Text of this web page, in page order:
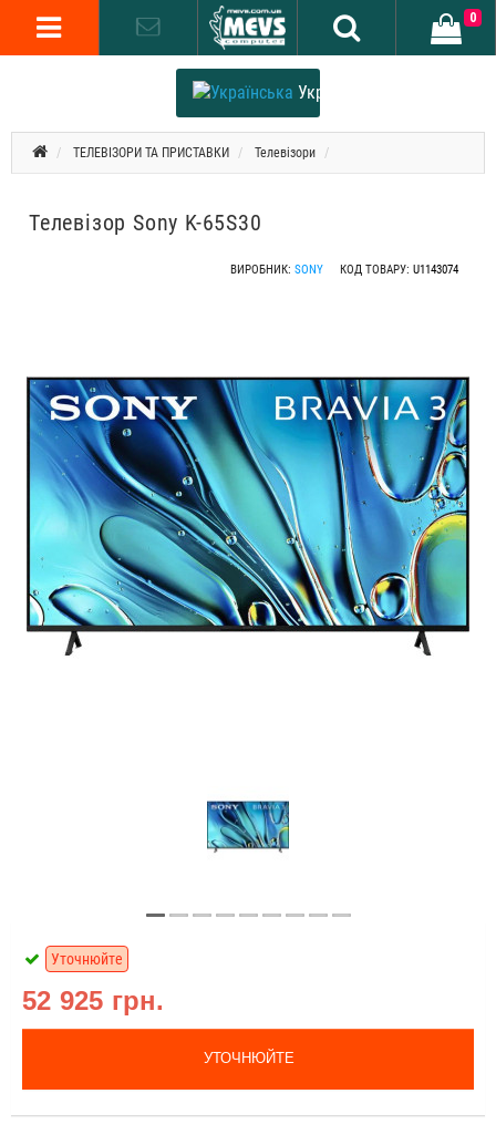
Українська
0
ТЕЛЕВІЗОРИ ТА ПРИСТАВКИ Телевізори
Телевізор Sony K-65S30
ВИРОБНИК: SONY КОД ТОВАРУ: U1143074
52 925 грн.
Уточнюйте
УТОЧНЮЙТЕ